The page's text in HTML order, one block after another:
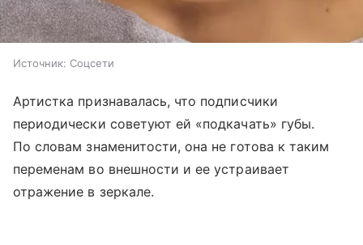
Источник: Соцсети
Артистка признавалась, что подписчики
периодически советуют ей «подкачать» губы.
По словам знаменитости, она не готова к таким
переменам во внешности и ее устраивает
отражение в зеркале.